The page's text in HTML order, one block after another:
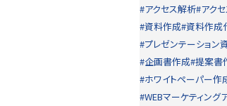
#アクセス解析#アク
#資料作成#資料作成
#プレゼンテーション
#企画書作成#提案書
#ホワイトペーパー作
#WEBマーケティング